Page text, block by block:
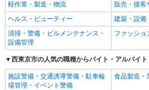
軽作業・製造・物流
販売・接客
ヘルス・ビューティー
建築・設備
清掃・警備・ビルメンテナンス・
設備管理
ファッショ
西東京市の人気の職種からバイト・アルバイ
施設警備・交通誘導警備・駐車輪
場管理・イベント警備
食品製造・